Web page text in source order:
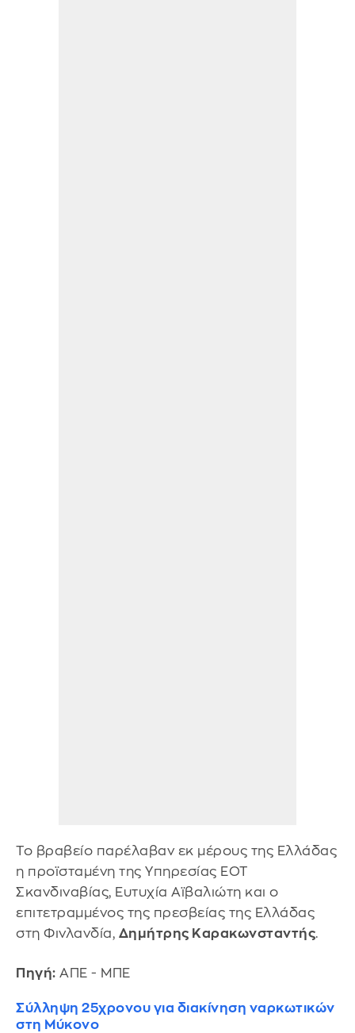
Το βραβείο παρέλαβαν εκ μέρους της Ελλάδας
η προϊσταμένη της Υπηρεσίας ΕΟΤ
Σκανδιναβίας, Ευτυχία Αϊβαλιώτη και ο
επιτετραμμένος της πρεσβείας της Ελλάδας
στη Φινλανδία, Δημήτρης Καρακωνσταντής.
Πηγή: ΑΠΕ - ΜΠΕ
Σύλληψη 25χρονου για διακίνηση ναρκωτικών
στη Μύκονο